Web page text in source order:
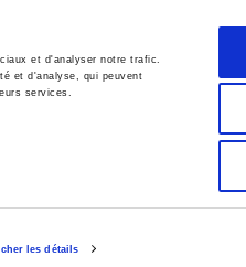
et d'analyser notre trafic.
et d'analyse, qui peuvent
services.
les détails
English
Politics